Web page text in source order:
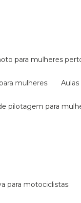
para mulheres
mulheres
pilotagem para
para motociclistas